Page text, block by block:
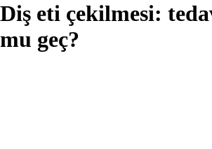
Diş eti çekilmesi:
mu geç?